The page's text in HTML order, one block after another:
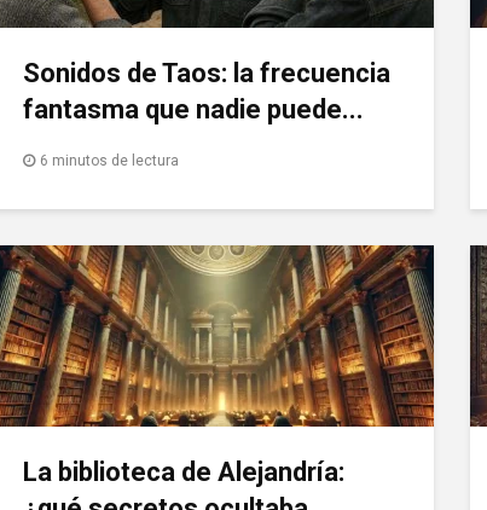
Sonidos de Taos: la frecuencia
fantasma que nadie puede...
6 minutos de lectura
La biblioteca de Alejandría: